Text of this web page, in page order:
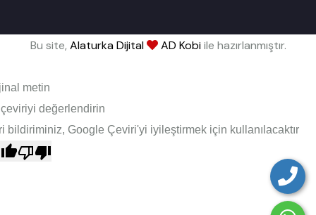
Bu site, Alaturka Dijital AD Kobiile hazırlanmıştır.
metin
değerlendirin
bildiriminiz, Google Çeviri'yi iyileştirmek için kullanılacaktır